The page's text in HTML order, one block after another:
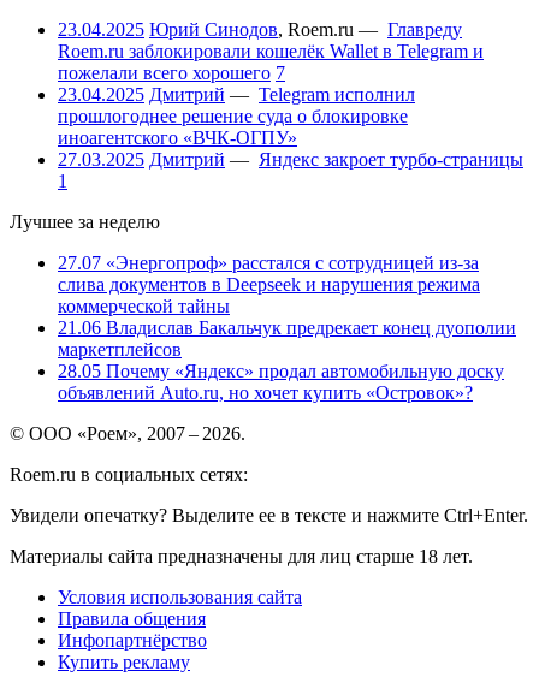
23.04.2025 Юрий Синодов, Roem.ru — Главреду
Roem.ru заблокировали кошелёк Wallet в Telegram и
пожелали всего хорошего 7
23.04.2025 Дмитрий — Telegram исполнил
прошлогоднее решение суда о блокировке
иноагентского «ВЧК-ОГПУ»
27.03.2025 Дмитрий — Яндекс закроет турбо-страницы
1
Лучшее за неделю
27.07 «Энергопроф» расстался с сотрудницей из-за
слива документов в Deepseek и нарушения режима
коммерческой тайны
21.06 Владислав Бакальчук предрекает конец дуополии
маркетплейсов
28.05 Почему «Яндекс» продал автомобильную доску
объявлений Auto.ru, но хочет купить «Островок»?
© ООО «Роем», 2007 – 2026.
Roem.ru в социальных сетях:
Увидели опечатку? Выделите ее в тексте и нажмите Ctrl+Enter.
Материалы сайта предназначены для лиц старше 18 лет.
Условия использования сайта
Правила общения
Инфопартнёрство
Купить рекламу